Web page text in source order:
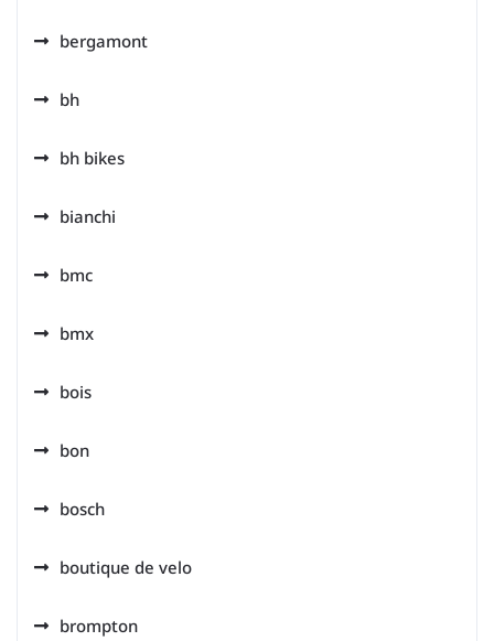
bergamont
bh
bh bikes
bianchi
bmc
bmx
bois
bon
bosch
boutique de velo
brompton